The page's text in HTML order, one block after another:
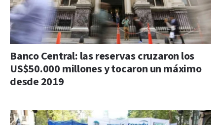
Banco Central: las reservas cruzaron los
US$50.000 millones y tocaron un máximo
desde 2019